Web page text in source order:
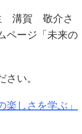
溝賀 敬介さ
ページ「未来の
い。
楽しさを学ぶ」